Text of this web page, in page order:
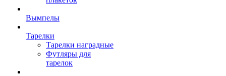
Вымпелы
Тарелки
Тарелки наградные
Футляры для
тарелок